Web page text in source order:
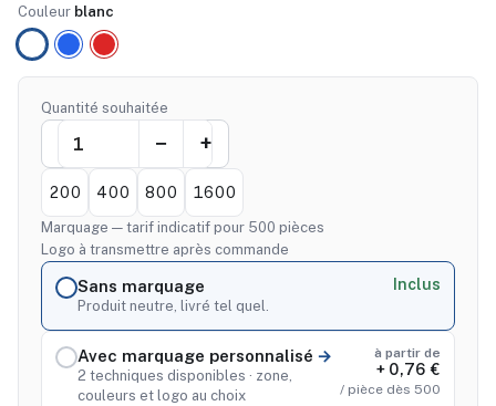
Couleur blanc
blancbleu rouge
Quantité souhaitée
200 400 800 1600
Marquage — tarif indicatif pour 500 pièces
Logo à transmettre après commande
Sans marquage
Produit neutre, livré tel quel.
Inclus
Avec marquage personnalisé
2 techniques disponibles · zone,
couleurs et logo au choix
à partir de
+ 0,76 €
/ pièce dès 500